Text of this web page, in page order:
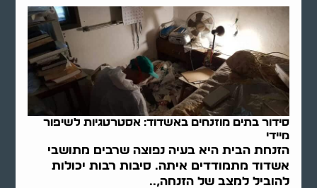
סידור בתים מוזנחים באשדוד: אסטרטגיות לשיפור
מיידי
הזנחת הבית היא בעיה נפוצה שרבים מתושבי
אשדוד מתמודדים איתה. סיבות רבות יכולות
להוביל למצב של הזנחה,..